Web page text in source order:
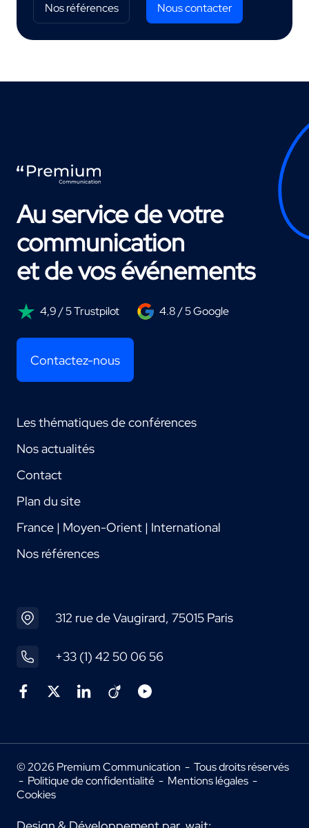
Nos références Nous contacter
Au service de votre
communication
et de vos événements
4,9 / 5 Trustpilot 4.8 / 5 Google
Contactez-nous
Les thématiques de conférences
Nos actualités
Contact
Plan du site
France | Moyen-Orient | International
Nos références
312 rue de Vaugirard, 75015 Paris
+33 (1) 42 50 06 56
© 2026 Premium Communication - Tous droits réservés
- Politique de confidentialité - Mentions légales -
Cookies